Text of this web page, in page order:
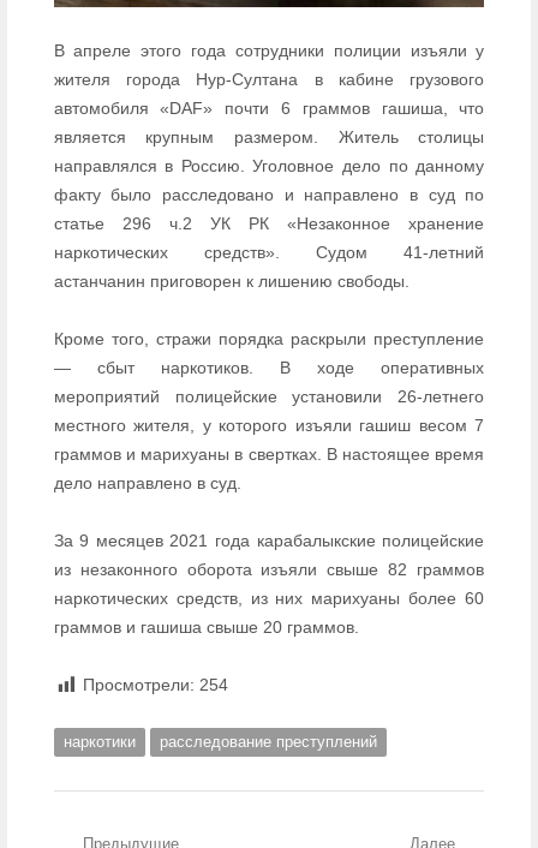
В апреле этого года сотрудники полиции изъяли у
жителя города Нур-Султана в кабине грузового
автомобиля «DAF» почти 6 граммов гашиша, что
является крупным размером. Житель столицы
направлялся в Россию. Уголовное дело по данному
факту было расследовано и направлено в суд по
статье 296 ч.2 УК РК «Незаконное хранение
наркотических средств». Судом 41-летний
астанчанин приговорен к лишению свободы.
Кроме того, стражи порядка раскрыли преступление
— сбыт наркотиков. В ходе оперативных
мероприятий полицейские установили 26-летнего
местного жителя, у которого изъяли гашиш весом 7
граммов и марихуаны в свертках. В настоящее время
дело направлено в суд.
За 9 месяцев 2021 года карабалыкские полицейские
из незаконного оборота изъяли свыше 82 граммов
наркотических средств, из них марихуаны более 60
граммов и гашиша свыше 20 граммов.
Просмотрели: 254
наркотики расследование преступлений
Предыдущие Далее